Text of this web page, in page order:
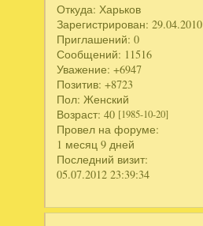
Откуда: Харьков
Зарегистрирован: 29.04.2010
Приглашений: 0
Сообщений: 11516
Уважение: +6947
Позитив: +8723
Пол: Женский
Возраст: 40 [1985-10-20]
Провел на форуме:
1 месяц 9 дней
Последний визит:
05.07.2012 23:39:34